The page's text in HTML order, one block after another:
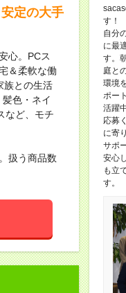
定の大手
心。PCス
＆柔軟な働
族との生活
色・ネイ
など、モチ
扱う商品数
す！
自分
に最
す。
庭と
環境
ポー
活躍
応募
に寄
サポ
安心
も立
す。